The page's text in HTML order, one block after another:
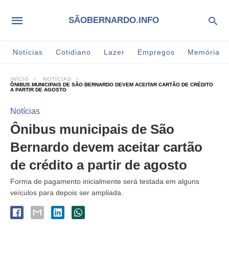
SÃOBERNARDO.INFO
Notícias Cotidiano Lazer Empregos Memória
INÍCIO
NOTÍCIAS
ÔNIBUS MUNICIPAIS DE SÃO BERNARDO DEVEM ACEITAR CARTÃO DE CRÉDITO
A PARTIR DE AGOSTO
Notícias
Ônibus municipais de São
Bernardo devem aceitar cartão
de crédito a partir de agosto
Forma de pagamento inicialmente será testada em alguns
veículos para depois ser ampliada.